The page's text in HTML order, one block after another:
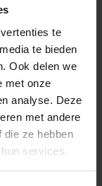
te
te bieden
Ook delen we
met onze
analyse. Deze
met andere
die ze hebben
services.
Verzenden